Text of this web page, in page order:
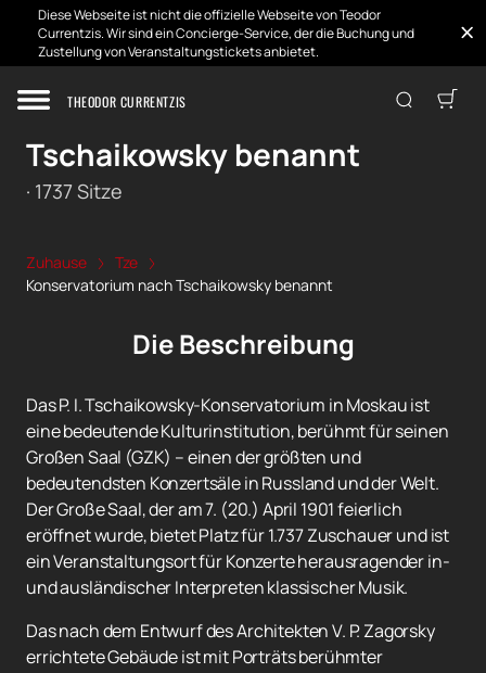
Diese Webseite ist nicht die offizielle Webseite von Teodor
Currentzis. Wir sind ein Concierge-Service, der die Buchung und
Zustellung von Veranstaltungstickets anbietet.
THEODOR CURRENTZIS
Konservatorium nach
Tschaikowsky benannt
· 1737 Sitze
Zuhause
Tze
Konservatorium nach Tschaikowsky benannt
Die Beschreibung
Das P. I. Tschaikowsky-Konservatorium in Moskau ist
eine bedeutende Kulturinstitution, berühmt für seinen
Großen Saal (GZK) – einen der größten und
bedeutendsten Konzertsäle in Russland und der Welt.
Der Große Saal, der am 7. (20.) April 1901 feierlich
eröffnet wurde, bietet Platz für 1.737 Zuschauer und ist
ein Veranstaltungsort für Konzerte herausragender in-
und ausländischer Interpreten klassischer Musik.
Das nach dem Entwurf des Architekten V. P. Zagorsky
errichtete Gebäude ist mit Porträts berühmter